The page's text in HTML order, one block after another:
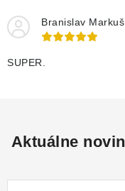
Branislav Markuš
SUPER.
Aktuálne